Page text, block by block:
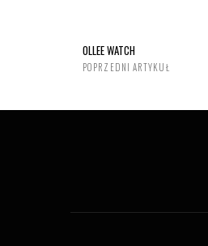
OLLEE WATCH
POPRZEDNI ARTYKUŁ